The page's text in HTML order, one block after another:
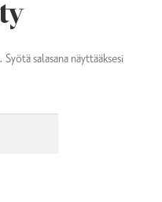
salasana näyttääksesi